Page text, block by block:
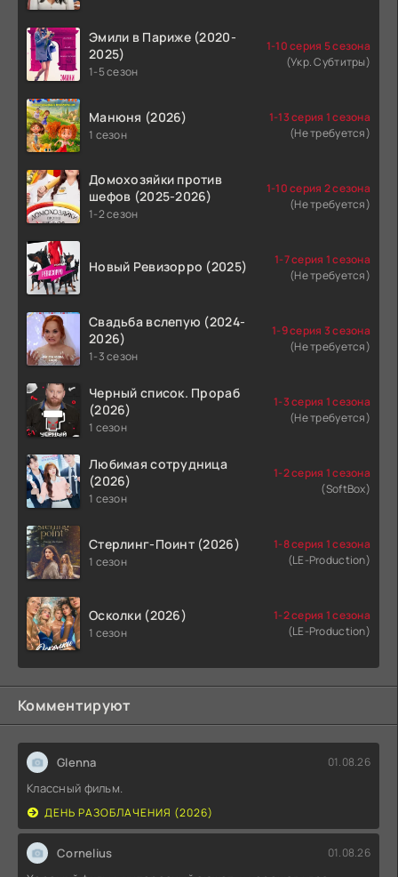
Эмили в Париже (2020-
2025)
1-5 сезон
1-10 серия 5 сезона
(Укр. Субтитры)
Манюня (2026)
1 сезон
1-13 серия 1 сезона
(Не требуется)
Домохозяйки против
шефов (2025-2026)
1-2 сезон
1-10 серия 2 сезона
(Не требуется)
Новый Ревизорро (2025)
1-7 серия 1 сезона
(Не требуется)
Свадьба вслепую (2024-
2026)
1-3 сезон
1-9 серия 3 сезона
(Не требуется)
Черный список. Прораб
(2026)
1 сезон
1-3 серия 1 сезона
(Не требуется)
Любимая сотрудница
(2026)
1 сезон
1-2 серия 1 сезона
(SoftBox)
Стерлинг-Поинт (2026)
1 сезон
1-8 серия 1 сезона
(LE-Production)
Осколки (2026)
1 сезон
1-2 серия 1 сезона
(LE-Production)
Комментируют
Glenna 01.08.26
Классный фильм.
ДЕНЬ РАЗОБЛАЧЕНИЯ (2026)
Cornelius 01.08.26